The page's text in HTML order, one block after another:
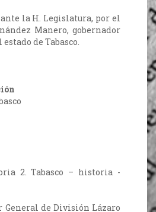
la H. Legislatura, por el
Manero, gobernador
de Tabasco.
2. Tabasco – historia -
General de División Lázaro